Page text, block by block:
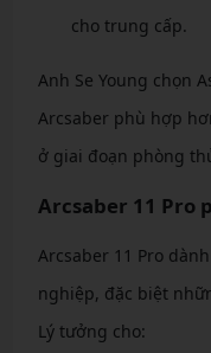
cho trung cấp.
Anh Se Young chọn
Arcsaber phù hợp
ở giai đoạn phòng
Arcsaber 11 Pro
Arcsaber 11 Pro
nghiệp, đặc biệt
Lý tưởng cho: